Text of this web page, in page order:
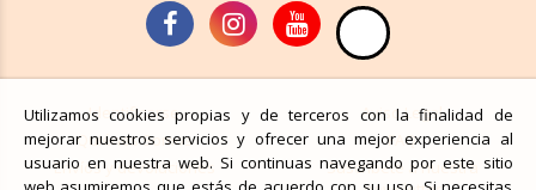
Identificarse
Quiénes Somos
Envíos y devoluciones
Aviso Legal
FAQ
Suscríbete a nuestra
Utilizamos cookies propias y de terceros con la finalidad de
mejorar nuestros servicios y ofrecer una mejor experiencia al
usuario en nuestra web. Si continuas navegando por este sitio